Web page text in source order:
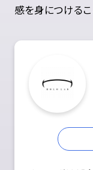
感を身につけるこ